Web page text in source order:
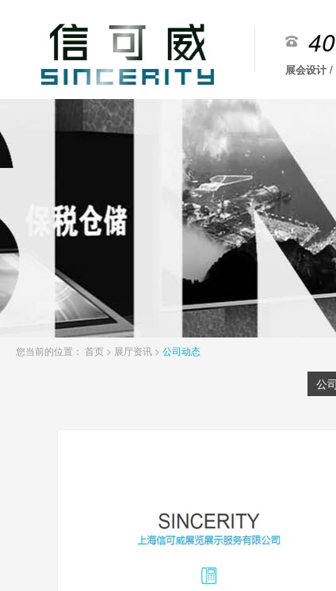
展会设计
您当前的位置： 首页 > 展厅资讯 > 公司动态
公